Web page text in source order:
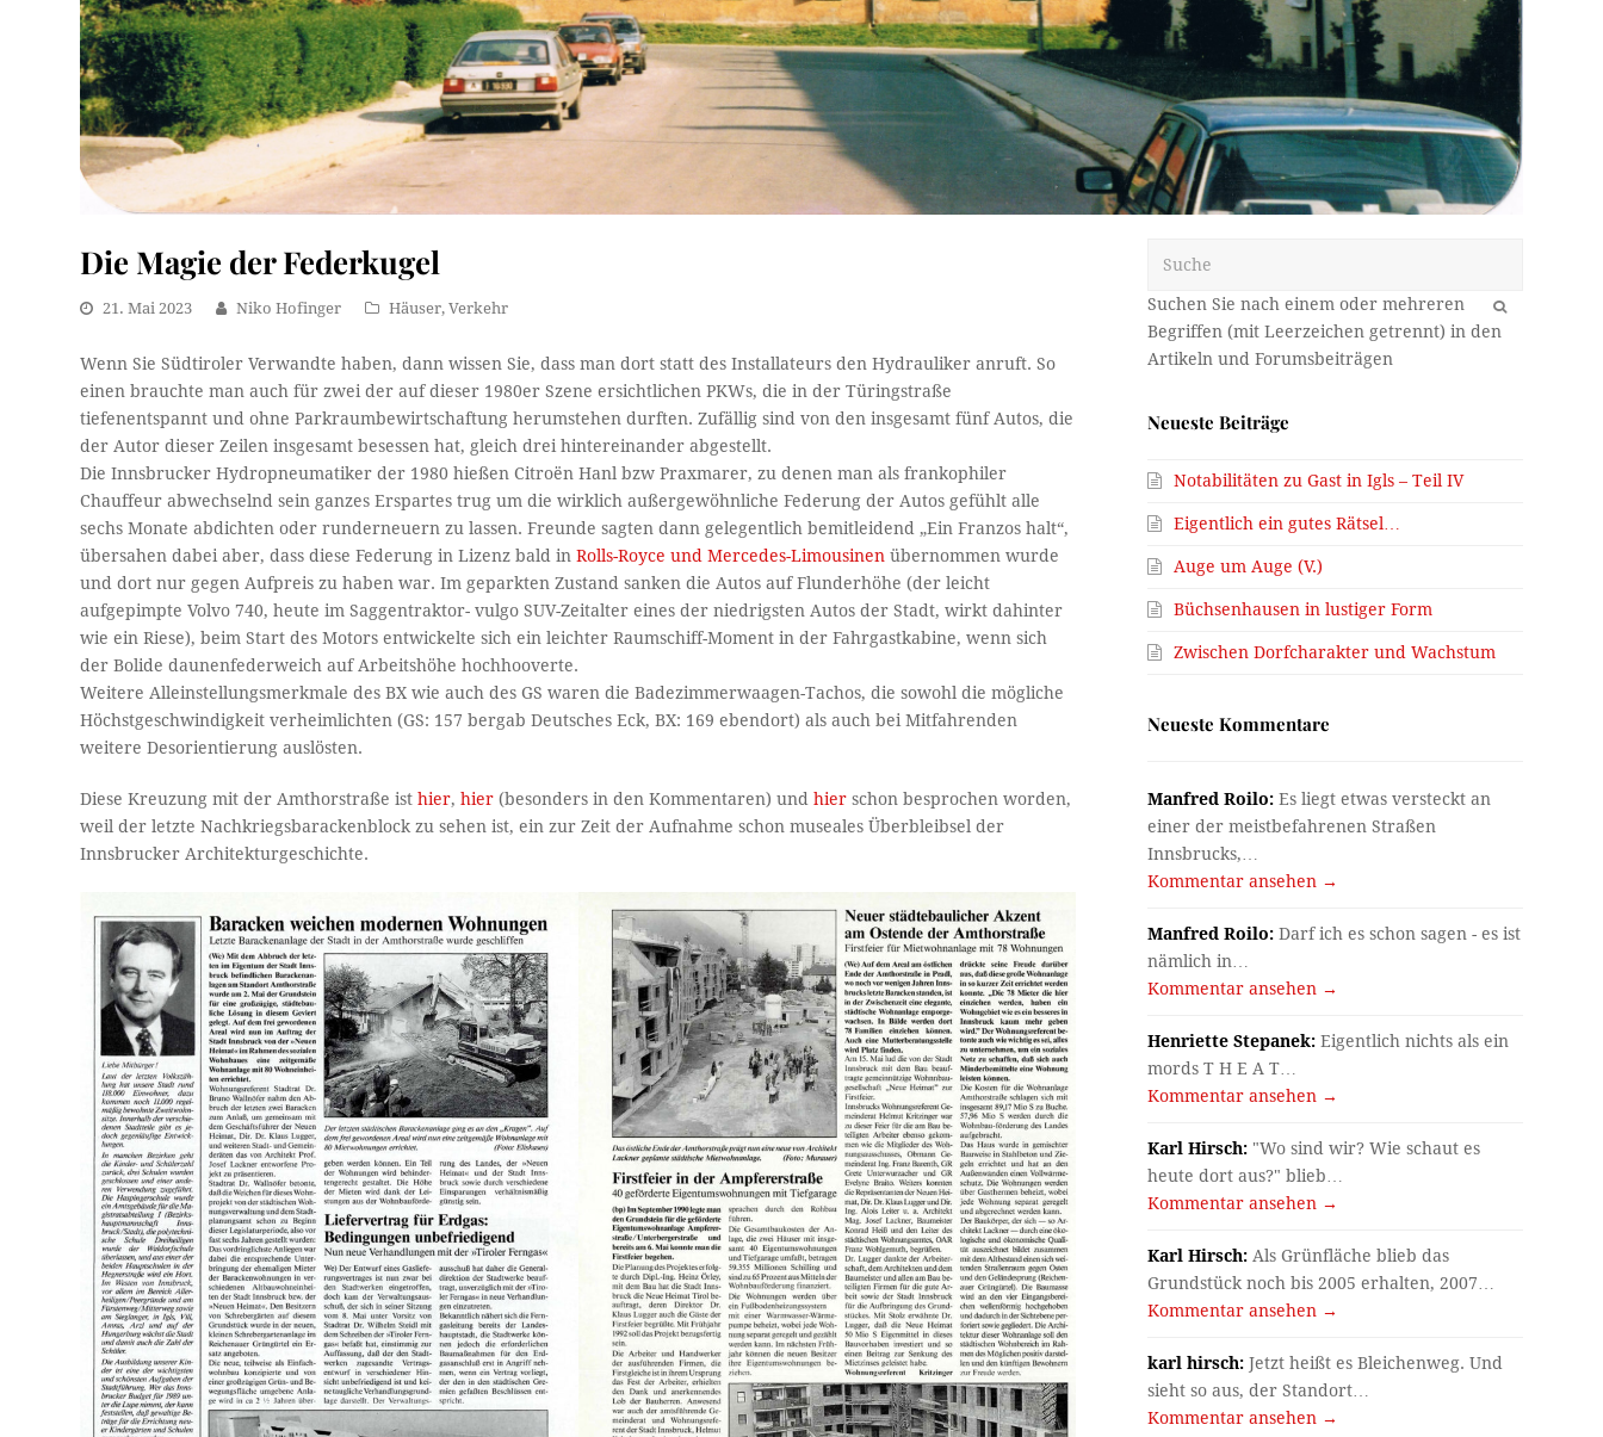
Die Magie der Federkugel
21. Mai 2023 Niko Hofinger Häuser,Verkehr
Wenn Sie Südtiroler Verwandte haben, dann wissen Sie, dass man dort statt des Installateurs den Hydrauliker anruft. So
einen brauchte man auch für zwei der auf dieser 1980er Szene ersichtlichen PKWs, die in der Türingstraße
tiefenentspannt und ohne Parkraumbewirtschaftung herumstehen durften. Zufällig sind von den insgesamt fünf Autos, die
der Autor dieser Zeilen insgesamt besessen hat, gleich drei hintereinander abgestellt.
Die Innsbrucker Hydropneumatiker der 1980 hießen Citroën Hanl bzw Praxmarer, zu denen man als frankophiler
Chauffeur abwechselnd sein ganzes Erspartes trug um die wirklich außergewöhnliche Federung der Autos gefühlt alle
sechs Monate abdichten oder runderneuern zu lassen. Freunde sagten dann gelegentlich bemitleidend „Ein Franzos halt“,
übersahen dabei aber, dass diese Federung in Lizenz bald inRolls-Royce und Mercedes-Limousinen übernommen wurde
und dort nur gegen Aufpreis zu haben war. Im geparkten Zustand sanken die Autos auf Flunderhöhe (der leicht
aufgepimpte Volvo 740, heute im Saggentraktor- vulgo SUV-Zeitalter eines der niedrigsten Autos der Stadt, wirkt dahinter
wie ein Riese), beim Start des Motors entwickelte sich ein leichter Raumschiff-Moment in der Fahrgastkabine, wenn sich
der Bolide daunenfederweich auf Arbeitshöhe hochhooverte.
Weitere Alleinstellungsmerkmale des BX wie auch des GS waren die Badezimmerwaagen-Tachos, die sowohl die mögliche
Höchstgeschwindigkeit verheimlichten (GS: 157 bergab Deutsches Eck, BX: 169 ebendort) als auch bei Mitfahrenden
weitere Desorientierung auslösten.
Diese Kreuzung mit der Amthorstraße isthier,hier (besonders in den Kommentaren) undhier schon besprochen worden,
weil der letzte Nachkriegsbarackenblock zu sehen ist, ein zur Zeit der Aufnahme schon museales Überbleibsel der
Innsbrucker Architekturgeschichte.
OK
Neueste Beiträge
Notabilitäten zu Gast in Igls – Teil IV
Eigentlich ein gutes Rätsel…
Auge um Auge (V.)
Büchsenhausen in lustiger Form
Zwischen Dorfcharakter und Wachstum
Neueste Kommentare
Manfred Roilo: Es liegt etwas versteckt an
einer der meistbefahrenen Straßen
Innsbrucks,…
Kommentar ansehen →
Manfred Roilo: Darf ich es schon sagen - es ist
nämlich in…
Kommentar ansehen →
Henriette Stepanek: Eigentlich nichts als ein
mords T H E A T…
Kommentar ansehen →
Karl Hirsch: "Wo sind wir? Wie schaut es
heute dort aus?" blieb…
Kommentar ansehen →
Karl Hirsch: Als Grünfläche blieb das
Grundstück noch bis 2005 erhalten, 2007…
Kommentar ansehen →
karl hirsch: Jetzt heißt es Bleichenweg. Und
sieht so aus, der Standort…
Kommentar ansehen →